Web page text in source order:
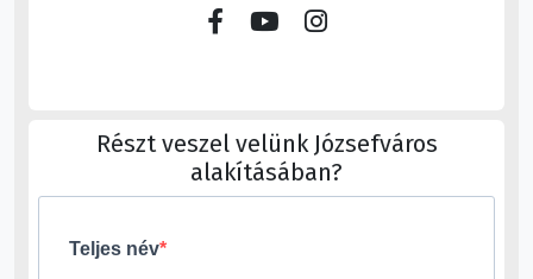
Részt veszel velünk Józsefváros
alakításában?
Teljes név